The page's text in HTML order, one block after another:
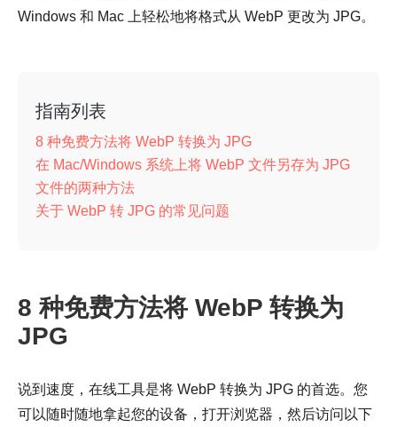
Windows 和 Mac 上轻松地将格式从 WebP 更改为 JPG。
指南列表
8 种免费方法将 WebP 转换为 JPG
在 Mac/Windows 系统上将 WebP 文件另存为 JPG
文件的两种方法
关于 WebP 转 JPG 的常见问题
8 种免费方法将 WebP 转换为
JPG
说到速度，在线工具是将 WebP 转换为 JPG 的首选。您
可以随时随地拿起您的设备，打开浏览器，然后访问以下